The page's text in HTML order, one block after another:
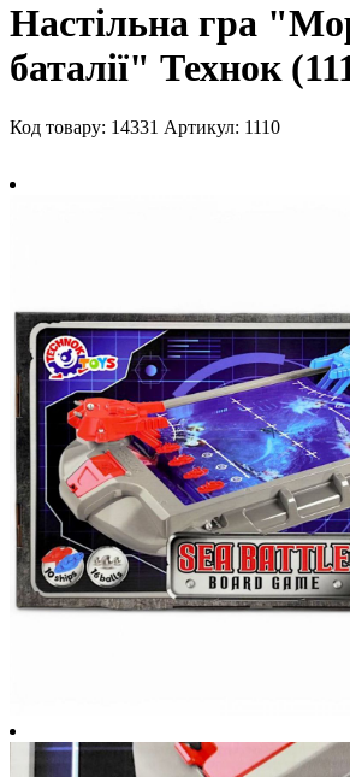
Настільна гра
баталії" Технок
Код товару: 14331 Артикул: 1110